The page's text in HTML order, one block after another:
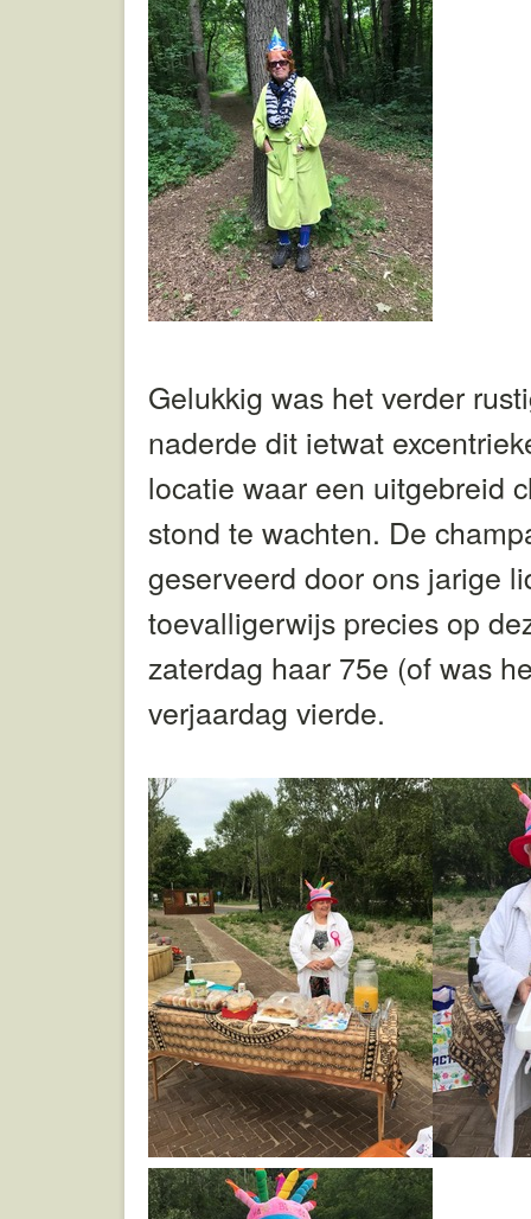
Gelukkig was het verder
naderde dit ietwat
locatie waar een uitgebreid
stond te wachten. De
geserveerd door ons jarige
toevalligerwijs precies op
zaterdag haar 75e (of was
verjaardag vierde.